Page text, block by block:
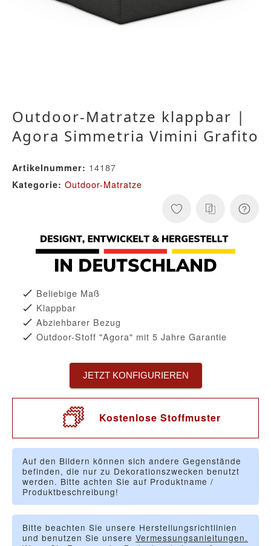
Outdoor-Matratze klappbar |
Agora Simmetria Vimini Grafito
Artikelnummer: 14187
Kategorie: Outdoor-Matratze
Beliebige Maß
Klappbar
Abziehbarer Bezug
Outdoor-Stoff "Agora" mit 5 Jahre Garantie
JETZT KONFIGURIEREN
Kostenlose Stoffmuster
Auf den Bildern können sich andere Gegenstände
befinden, die nur zu Dekorationszwecken benutzt
werden. Bitte achten Sie auf Produktname /
Produktbeschreibung!
Bitte beachten Sie unsere Herstellungsrichtlinien
und benutzen Sie unsere Vermessungsanleitungen.